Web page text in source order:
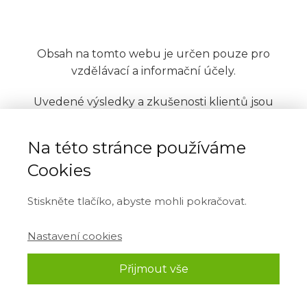
Obsah na tomto webu je určen pouze pro
vzdělávací a informační účely.
Uvedené výsledky a zkušenosti klientů jsou
lékařskou péči ani doporučení kvalifikovaného
odborníka. Před jakoukoli změnou životního stylu
Additionally, this site is NOT endorsed by Google™
in any way. GOOGLE™ and YOUTUBE™ are
trademarks of Google LLC.
Na této stránce používáme
Cookies
Stiskněte tlačíko, abyste mohli pokračovat.
Nastavení cookies
Přijmout vše